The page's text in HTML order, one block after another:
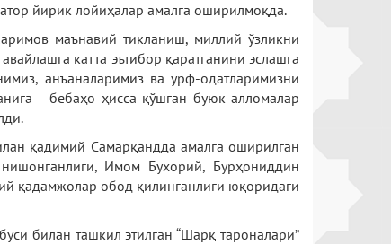
йирик лойиҳалар амалга оширилмоқда.
маънавий тикланиш, миллий ўзликни
катта эътибор қаратганини эслашга
анъаналаримиз ва урф-одатларимизни
бебаҳо ҳисса қўшган буюк алломалар
қадимий Самарқандда амалга оширилган
Имом Бухорий, Бурҳониддин
қадамжолар обод қилинганлиги юқоридаги
билан ташкил этилган “Шарқ тароналари”